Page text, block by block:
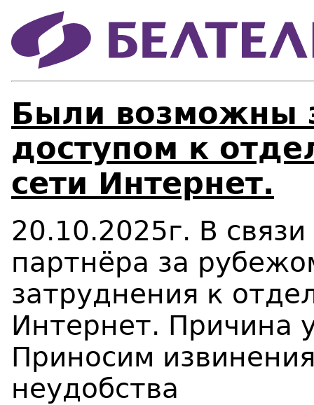
Были возможны
доступом к
сети Интернет.
20.10.2025г. В
партнёра за
затруднения к
Интернет. Причина
Приносим
неудобства